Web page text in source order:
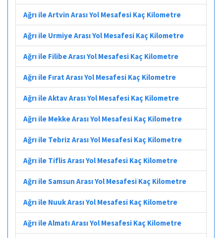
Ağrı ile Artvin Arası Yol Mesafesi Kaç Kilometre
Ağrı ile Urmiye Arası Yol Mesafesi Kaç Kilometre
Ağrı ile Filibe Arası Yol Mesafesi Kaç Kilometre
Ağrı ile Fırat Arası Yol Mesafesi Kaç Kilometre
Ağrı ile Aktav Arası Yol Mesafesi Kaç Kilometre
Ağrı ile Mekke Arası Yol Mesafesi Kaç Kilometre
Ağrı ile Tebriz Arası Yol Mesafesi Kaç Kilometre
Ağrı ile Tiflis Arası Yol Mesafesi Kaç Kilometre
Ağrı ile Samsun Arası Yol Mesafesi Kaç Kilometre
Ağrı ile Nuuk Arası Yol Mesafesi Kaç Kilometre
Ağrı ile Almatı Arası Yol Mesafesi Kaç Kilometre